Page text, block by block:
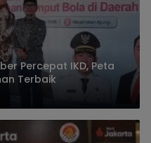
Percepat IKD, Peta
Terbaik